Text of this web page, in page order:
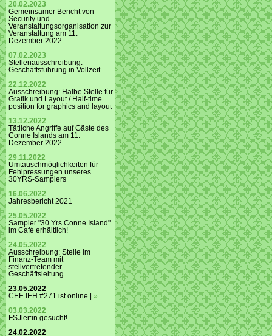
20.02.2023
Gemeinsamer Bericht von
Security und
Veranstaltungsorganisation zur
Veranstaltung am 11.
Dezember 2022
07.02.2023
Stellenausschreibung:
Geschäftsführung in Vollzeit
22.12.2022
Ausschreibung: Halbe Stelle für
Grafik und Layout / Half-time
position for graphics and layout
13.12.2022
Tätliche Angriffe auf Gäste des
Conne Islands am 11.
Dezember 2022
29.11.2022
Umtauschmöglichkeiten für
Fehlpressungen unseres
30YRS-Samplers
16.06.2022
Jahresbericht 2021
25.05.2022
Sampler "30 Yrs Conne Island"
im Café erhältlich!
24.05.2022
Ausschreibung: Stelle im
Finanz-Team mit
stellvertretender
Geschäftsleitung
23.05.2022
CEE IEH #271 ist online | »
03.03.2022
FSJler:in gesucht!
24.02.2022